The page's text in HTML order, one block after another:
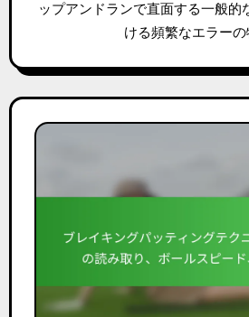
ップアンドランで直面する一般的
ける頻繁なエラー